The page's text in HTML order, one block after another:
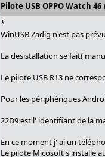
Pilote USB OPPO Watch
*
WinUSB Zadig n'est pas
La desistallation se fait(
Le pilote USB R13 ne
Pour les périphériques
22D9 est l' identifiant de la
En ce moment j' ai un
Le pilote Micosoft s'installe